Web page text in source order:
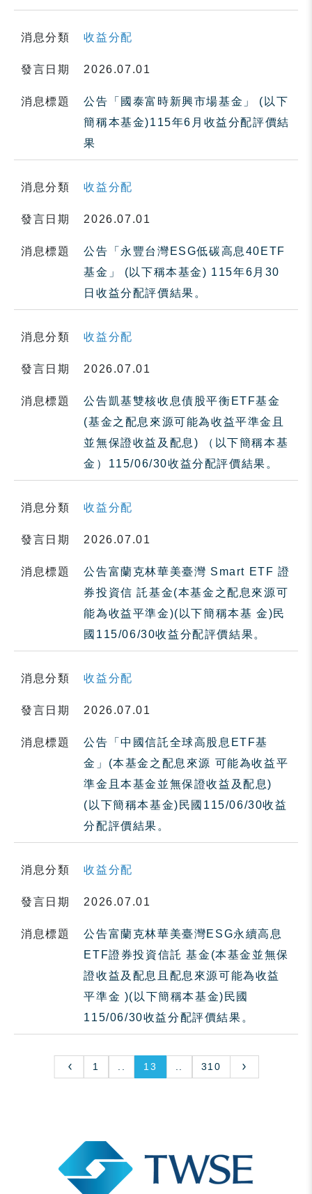
消息分類 收益分配
發言日期 2026.07.01
消息標題
公告「國泰富時新興市場基金」 (以下
簡稱本基金)115年6月收益分配評價結
果
消息分類 收益分配
發言日期 2026.07.01
消息標題
公告「永豐台灣ESG低碳高息40ETF
基金」 (以下稱本基金) 115年6月30
日收益分配評價結果。
消息分類 收益分配
發言日期 2026.07.01
消息標題
公告凱基雙核收息債股平衡ETF基金
(基金之配息來源可能為收益平準金且
並無保證收益及配息) （以下簡稱本基
金）115/06/30收益分配評價結果。
消息分類 收益分配
發言日期 2026.07.01
消息標題
公告富蘭克林華美臺灣 Smart ETF 證
券投資信 託基金(本基金之配息來源可
能為收益平準金)(以下簡稱本基 金)民
國115/06/30收益分配評價結果。
消息分類 收益分配
發言日期 2026.07.01
消息標題
公告「中國信託全球高股息ETF基
金」(本基金之配息來源 可能為收益平
準金且本基金並無保證收益及配息)
(以下簡稱本基金)民國115/06/30收益
分配評價結果。
消息分類 收益分配
發言日期 2026.07.01
消息標題
公告富蘭克林華美臺灣ESG永續高息
ETF證券投資信託 基金(本基金並無保
證收益及配息且配息來源可能為收益
平準金 )(以下簡稱本基金)民國
115/06/30收益分配評價結果。
1 13 310